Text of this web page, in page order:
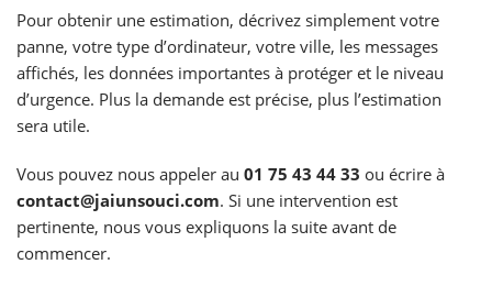
Pour obtenir une estimation, décrivez simplement votre
panne, votre type d’ordinateur, votre ville, les messages
affichés, les données importantes à protéger et le niveau
d’urgence. Plus la demande est précise, plus l’estimation
sera utile.
Vous pouvez nous appeler au 01 75 43 44 33 ou écrire à
contact@jaiunsouci.com. Si une intervention est
pertinente, nous vous expliquons la suite avant de
commencer.